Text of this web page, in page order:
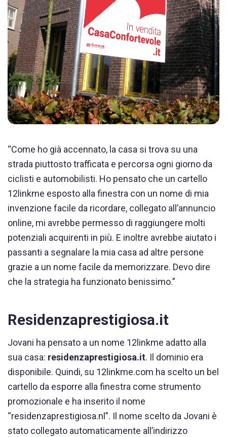
“Come ho già accennato, la casa si trova su una
strada piuttosto trafficata e percorsa ogni giorno da
ciclisti e automobilisti. Ho pensato che un cartello
12linkme esposto alla finestra con un nome di mia
invenzione facile da ricordare, collegato all’annuncio
online, mi avrebbe permesso di raggiungere molti
potenziali acquirenti in più. E inoltre avrebbe aiutato i
passanti a segnalare la mia casa ad altre persone
grazie a un nome facile da memorizzare. Devo dire
che la strategia ha funzionato benissimo.”
Residenzaprestigiosa.it
Jovani ha pensato a un nome 12linkme adatto alla
sua casa: residenzaprestigiosa.it. Il dominio era
disponibile. Quindi, su 12linkme.com ha scelto un bel
cartello da esporre alla finestra come strumento
promozionale e ha inserito il nome
“residenzaprestigiosa.nl”. Il nome scelto da Jovani è
stato collegato automaticamente all’indirizzo